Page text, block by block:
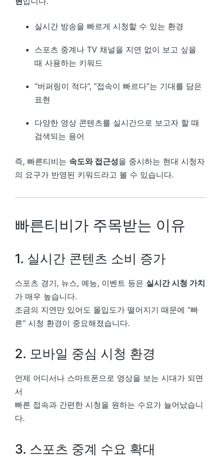
실시간 방송을 빠르게 시청할 수 있는 환경
스포츠 중계나 TV 채널을 지연 없이 보고 싶을
때 사용하는 키워드
“버퍼링이 적다”, “접속이 빠르다”는 기대를 담은
표현
다양한 영상 콘텐츠를 실시간으로 보고자 할 때
검색되는 용어
즉, 빠른티비는 속도와 접근성을 중시하는 현대 시청자
의 요구가 반영된 키워드라고 볼 수 있습니다.
빠른티비가 주목받는 이유
1. 실시간 콘텐츠 소비 증가
스포츠 경기, 뉴스, 예능, 이벤트 등은 실시간 시청 가치
가 매우 높습니다.
조금의 지연만 있어도 몰입도가 떨어지기 때문에 “빠
른” 시청 환경이 중요해졌습니다.
2. 모바일 중심 시청 환경
언제 어디서나 스마트폰으로 영상을 보는 시대가 되면
서
빠른 접속과 간편한 시청을 원하는 수요가 늘어났습니
다.
3. 스포츠 중계 수요 확대